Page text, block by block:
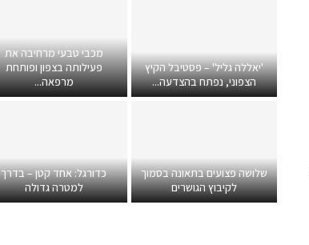
'יאללה גליל' – פסטיבל הקיץ
הצפוני, נפתח בהצדעה...
מכבי טבעי מרחיבה את
פעילותה בצפון ופותחת
מרפאה...
שלושה פצועים בתאונה בסמוך
לקיבוץ הגושרים
כדורגל: אחד קטן – בדרך
למטרה גדולה